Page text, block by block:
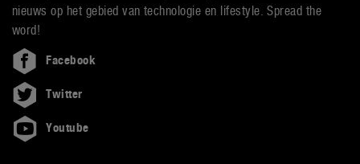
nieuws op het gebied van technologie en lifestyle. Spread the
word!
Facebook
Twitter
Youtube